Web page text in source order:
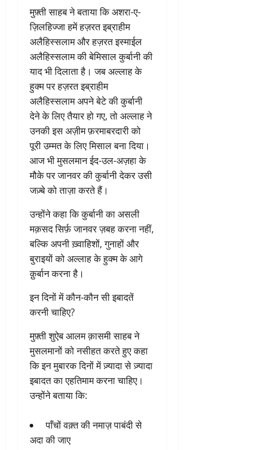
मुफ़्ती साहब ने बताया कि अशरा-ए-
ज़िलहिज्जा हमें हज़रत इब्राहीम
अलैहिस्सलाम और हज़रत इस्माईल
अलैहिस्सलाम की बेमिसाल कुर्बानी की
याद भी दिलाता है। जब अल्लाह के
हुक्म पर हज़रत इब्राहीम
अलैहिस्सलाम अपने बेटे की कुर्बानी
देने के लिए तैयार हो गए, तो अल्लाह ने
उनकी इस अज़ीम फ़रमाबरदारी को
पूरी उम्मत के लिए मिसाल बना दिया।
आज भी मुसलमान ईद-उल-अज़हा के
मौके पर जानवर की कुर्बानी देकर उसी
जज़्बे को ताज़ा करते हैं।
उन्होंने कहा कि कुर्बानी का असली
मक़सद सिर्फ़ जानवर ज़बह करना नहीं,
बल्कि अपनी ख़्वाहिशों, गुनाहों और
बुराइयों को अल्लाह के हुक्म के आगे
क़ुर्बान करना है।
इन दिनों में कौन-कौन सी इबादतें
करनी चाहिए?
मुफ़्ती शुऐब आलम क़ासमी साहब ने
मुसलमानों को नसीहत करते हुए कहा
कि इन मुबारक दिनों में ज़्यादा से ज़्यादा
इबादत का एहतिमाम करना चाहिए।
उन्होंने बताया कि:
पाँचों वक़्त की नमाज़ पाबंदी से
अदा की जाए